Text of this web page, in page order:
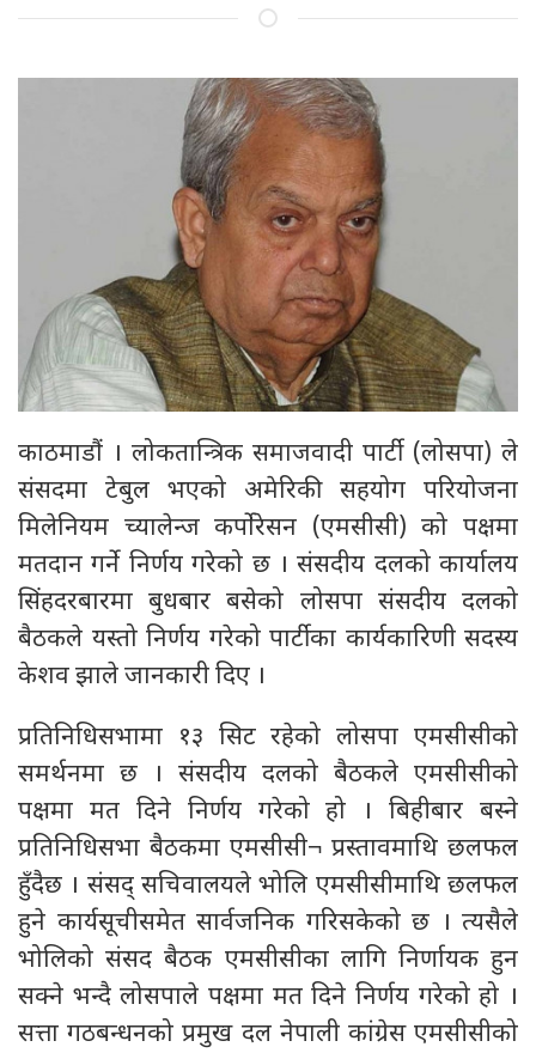
काठमाडौं । लोकतान्त्रिक समाजवादी पार्टी (लोसपा) ले
संसदमा टेबुल भएको अमेरिकी सहयोग परियोजना
मिलेनियम च्यालेन्ज कर्पोरेसन (एमसीसी) को पक्षमा
मतदान गर्ने निर्णय गरेको छ । संसदीय दलको कार्यालय
सिंहदरबारमा बुधबार बसेको लोसपा संसदीय दलको
बैठकले यस्तो निर्णय गरेको पार्टीका कार्यकारिणी सदस्य
केशव झाले जानकारी दिए ।
प्रतिनिधिसभामा १३ सिट रहेको लोसपा एमसीसीको
समर्थनमा छ । संसदीय दलको बैठकले एमसीसीको
पक्षमा मत दिने निर्णय गरेको हो । बिहीबार बस्ने
प्रतिनिधिसभा बैठकमा एमसीसी¬ प्रस्तावमाथि छलफल
हुँदैछ । संसद् सचिवालयले भोलि एमसीसीमाथि छलफल
हुने कार्यसूचीसमेत सार्वजनिक गरिसकेको छ । त्यसैले
भोलिको संसद बैठक एमसीसीका लागि निर्णायक हुन
सक्ने भन्दै लोसपाले पक्षमा मत दिने निर्णय गरेको हो ।
सत्ता गठबन्धनको प्रमुख दल नेपाली कांग्रेस एमसीसीको